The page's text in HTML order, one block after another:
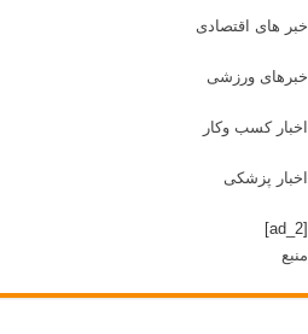
خبر های اقتصادی
خبرهای ورزشی
اخبار کسب وکار
اخبار پزشکی
[ad_2]
منبع